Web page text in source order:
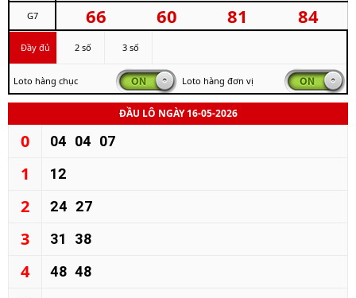
G7 66 60 81 84
Đầy đủ 2 số 3 số
Loto hàng chục Loto hàng đơn vị
ĐẦU LÔ NGÀY 16-05-2026
0 04 04 07
1 12
2 24 27
3 31 38
4 48 48